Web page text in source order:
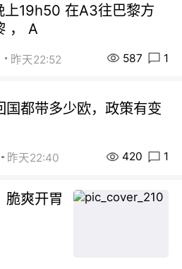
19h50 在A3往巴黎方
， A
昨天22:52 587 1
国都带多少欧，政策有变
昨天22:40 420 1
脆爽开胃